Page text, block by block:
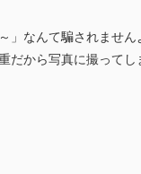
」なんて騙されません
だから写真に撮ってし